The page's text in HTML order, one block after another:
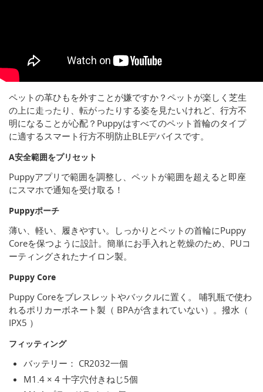
ペットの革ひもを外すことが嫌ですか？ペットが楽しく芝生
の上に走ったり、転がったりする姿を見たいけれど、行方不
明になることが心配？Puppyはすべてのペット首輪のタイプ
に適するスマート行方不明防止BLEデバイスです。
A安全範囲をプリセット
Puppyアプリで範囲を調整し、ペットが範囲を超えると即座
にスマホで通知を受け取る！
Puppyポーチ
薄い、軽い、履きやすい。しっかりとペットの首輪にPuppy
Coreを保つように設計。簡単にお手入れと乾燥のため、PUコ
ーティングされたナイロン製。
Puppy Core
Puppy Coreをブレスレットやバックルに置く。 哺乳瓶で使わ
れるポリカーボネート製（ BPAが含まれていない）。撥水（
IPX5 ）
フィッティング
バッテリー： CR2032一個
M1.4 × 4 十字穴付きねじ5個